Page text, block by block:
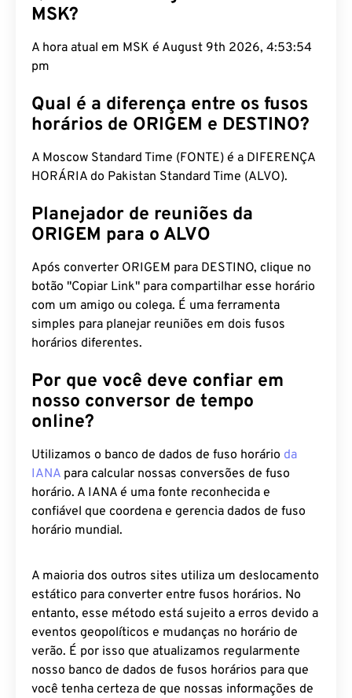
MSK?
A hora atual em MSK é August 9th 2026, 4:53:55
pm
Qual é a diferença entre os fusos
horários de ORIGEM e DESTINO?
A Moscow Standard Time (FONTE) é a DIFERENÇA
HORÁRIA do Pakistan Standard Time (ALVO).
Planejador de reuniões da
ORIGEM para o ALVO
Após converter ORIGEM para DESTINO, clique no
botão "Copiar Link" para compartilhar esse horário
com um amigo ou colega. É uma ferramenta
simples para planejar reuniões em dois fusos
horários diferentes.
Por que você deve confiar em
nosso conversor de tempo
online?
Utilizamos o banco de dados de fuso horário da
IANA para calcular nossas conversões de fuso
horário. A IANA é uma fonte reconhecida e
confiável que coordena e gerencia dados de fuso
horário mundial.
A maioria dos outros sites utiliza um deslocamento
estático para converter entre fusos horários. No
entanto, esse método está sujeito a erros devido a
eventos geopolíticos e mudanças no horário de
verão. É por isso que atualizamos regularmente
nosso banco de dados de fusos horários para que
você tenha certeza de que nossas informações de